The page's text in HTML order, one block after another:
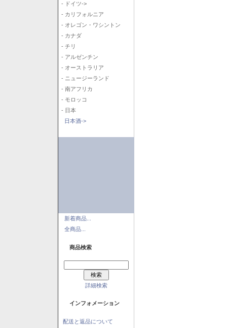
- ドイツ->
- カリフォルニア
- オレゴン・ワシントン
- カナダ
- チリ
- アルゼンチン
- オーストラリア
- ニュージーランド
- 南アフリカ
- モロッコ
- 日本
日本酒->
新着商品...
全商品...
商品検索
詳細検索
インフォメーション
配送と返品について